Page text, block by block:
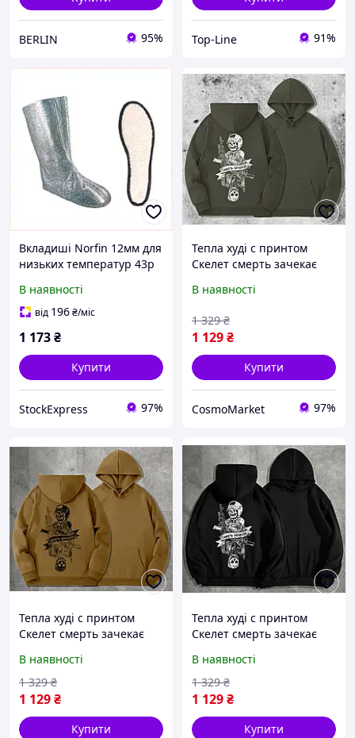
BERLIN 95% Top-Line 91%
Вкладиші Norfin 12мм для
низьких температур 43р
В наявності
від 196₴/міс
1 173₴
Купити
StockExpress 97%
Тепла худі с принтом
Скелет смерть зачекає
кофта з мілітарі принтом
толстовка тактична
В наявності
1 129₴
1 329 ₴
Купити
CosmoMarket 97%
Тепла худі с принтом
Скелет смерть зачекає
кофта з мілітарі принтом
колір койот Флісова
толстовка тактична
В наявності
1 129₴
1 329 ₴
Купити
Тепла худі с принтом
Скелет смерть зачекає
кофта з мілітарі принтом
колір чорний Флісова
толстовка тактична
В наявності
1 129₴
1 329 ₴
Купити